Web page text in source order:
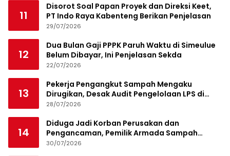
11
Disorot Soal Papan Proyek dan Direksi Keet,
PT Indo Raya Kabenteng Berikan Penjelasan
29/07/2026
12
Dua Bulan Gaji PPPK Paruh Waktu di Simeulue
Belum Dibayar, Ini Penjelasan Sekda
22/07/2026
13
Pekerja Pengangkut Sampah Mengaku
Dirugikan, Desak Audit Pengelolaan LPS di
Pekanbaru
28/07/2026
14
Diduga Jadi Korban Perusakan dan
Pengancaman, Pemilik Armada Sampah
Siapkan Laporan Polisi
30/07/2026